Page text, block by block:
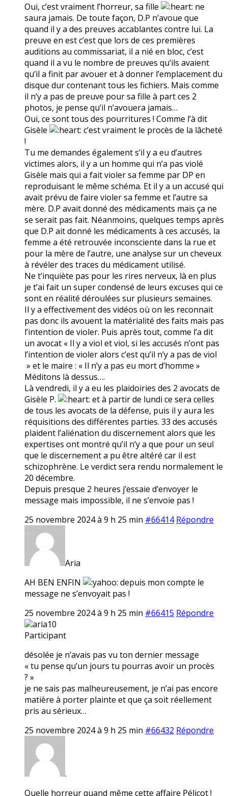
Oui, c’est vraiment l’horreur, sa fille
ne
saura jamais. De toute façon, D.P n’avoue que
quand il y a des preuves accablantes contre lui. La
preuve en est c’est que lors de ces premières
auditions au commissariat, il a nié en bloc, c’est
quand il a vu le nombre de preuves qu’ils avaient
qu’il a finit par avouer et à donner l’emplacement du
disque dur contenant tous les fichiers. Mais comme
il n’y a pas de preuve pour sa fille à part ces 2
photos, je pense qu’il n’avouera jamais…
Oui, ce sont tous des pourritures ! Comme l’à dit
Gisèle
c’est vraiment le procès de la lâcheté
!
Tu me demandes également s’il y a eu d’autres
victimes alors, il y a un homme qui n’a pas violé
Gisèle mais qui a fait violer sa femme par DP en
reproduisant le même schéma. Et il y a un accusé qui
avait prévu de faire violer sa femme et l’autre sa
mère. D.P avait donné des médicaments mais ça ne
se serait pas fait. Néanmoins, quelques temps après
que D.P ait donné les médicaments à ces accusés, la
femme a été retrouvée inconsciente dans la rue et
pour la mère de l’autre, une analyse sur un cheveux
à révéler des traces du médicament utilisé.
Ne t’inquiète pas pour les rires nerveux, là en plus
je t’ai fait un super condensé de leurs excuses qui ce
sont en réalité déroulées sur plusieurs semaines.
Il y a effectivement des vidéos où on les reconnait
pas donc ils avouent la matérialité des faits mais pas
l’intention de violer. Puis après tout, comme l’a dit
un avocat « Il y a viol et viol, si les accusés n’ont pas
l’intention de violer alors c’est qu’il n’y a pas de viol
» et le maire : « Il n’y a pas eu mort d’homme »
Méditons là dessus….
Là vendredi, il y a eu les plaidoiries des 2 avocats de
Gisèle P.
et à partir de lundi ce sera celles
de tous les avocats de la défense, puis il y aura les
réquisitions des différentes parties. 33 des accusés
plaident l’aliénation du discernement alors que les
expertises ont montré qu’il n’y a que pour un seul
que le discernement a pu être altéré car il est
schizophrène. Le verdict sera rendu normalement le
20 décembre.
Depuis presque 2 heures j’essaie d’envoyer le
message mais impossible, il ne s’envoie pas !
25 novembre 2024 à 9 h 25 min #66414 Répondre
Aria
AH BEN ENFIN
depuis mon compte le
message ne s’envoyait pas !
25 novembre 2024 à 9 h 25 min #66415 Répondre
aria10
Participant
désolée je n’avais pas vu ton dernier message
« tu pense qu’un jours tu pourras avoir un procès
? »
je ne sais pas malheureusement, je n’ai pas encore
matière à porter plainte et que ça soit réellement
pris au sérieux…
25 novembre 2024 à 9 h 25 min #66432 Répondre
.
Quelle horreur quand même cette affaire Pélicot !